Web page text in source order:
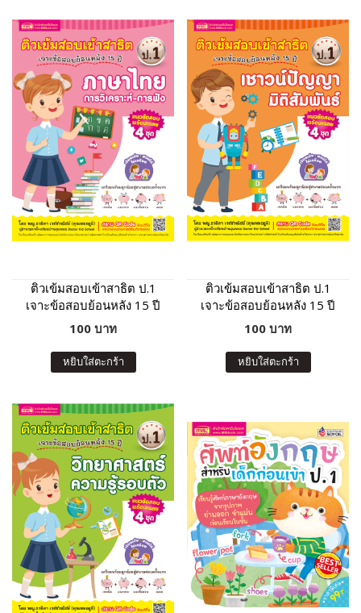
ติวเข้มสอบเข้าสาธิต ป.1
เจาะข้อสอบย้อนหลัง 15 ปี
ภาษาไทย-การวิเคราะห์ การ
100 บาท
หยิบใส่ตะกร้า
ติวเข้มสอบเข้าสาธิต ป.1
เจาะข้อสอบย้อนหลัง 15 ปี
เชาวน์ปัญญา มิติสัมพันธ์
100 บาท
หยิบใส่ตะกร้า